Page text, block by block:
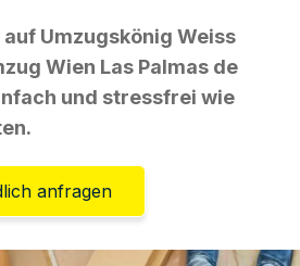
Umzugskönig Weiss
Wien Las Palmas de
und stressfrei wie
anfragen